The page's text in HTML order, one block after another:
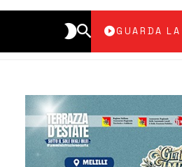
GUARDA